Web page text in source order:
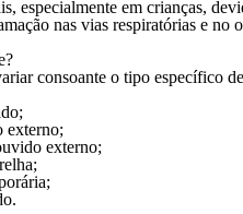
especialmente em crianças,
nas vias respiratórias e no
consoante o tipo específico
externo;
externo;